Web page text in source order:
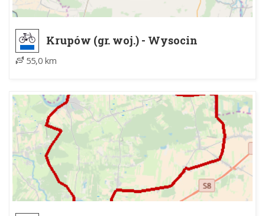
Krupów (gr. woj.) - Wysocin
55,0 km